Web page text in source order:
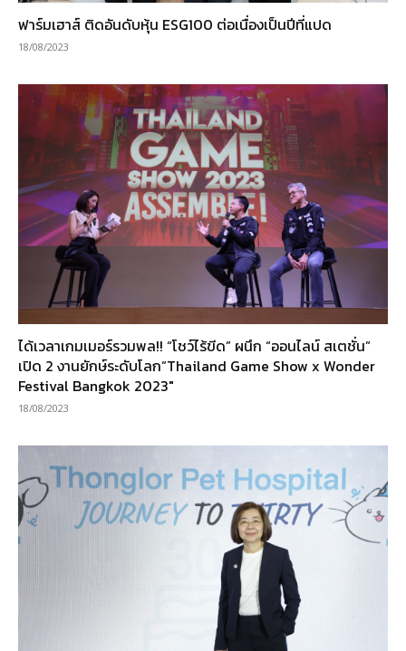
ฟาร์มเฮาส์ ติดอันดับหุ้น ESG100 ต่อเนื่องเป็นปีที่แปด
18/08/2023
ได้เวลาเกมเมอร์รวมพล!! “โชว์ไร้ขีด” ผนึก “ออนไลน์ สเตชั่น”
เปิด 2 งานยักษ์ระดับโลก”Thailand Game Show x Wonder
Festival Bangkok 2023″
18/08/2023